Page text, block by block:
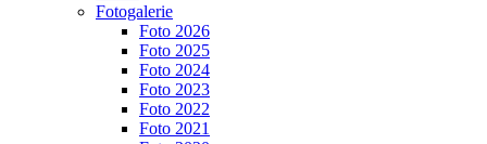
Fotogalerie
Foto 2026
Foto 2025
Foto 2024
Foto 2023
Foto 2022
Foto 2021